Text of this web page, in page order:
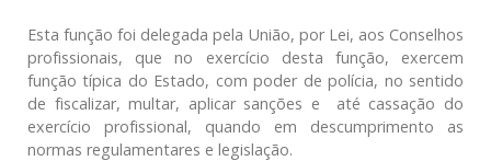
Esta função foi delegada pela União, por Lei, aos Conselhos
profissionais, que no exercício desta função, exercem
função típica do Estado, com poder de polícia, no sentido
de fiscalizar, multar, aplicar sanções e até cassação do
exercício profissional, quando em descumprimento as
normas regulamentares e legislação.